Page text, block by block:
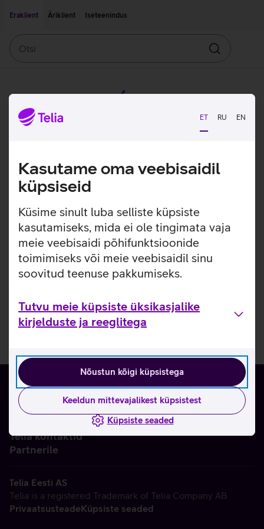
ET RU EN
Kasutame oma veebisaidil
küpsiseid
Küsime sinult luba selliste küpsiste
kasutamiseks, mida ei ole tingimata vaja
meie veebisaidi põhifunktsioonide
toimimiseks või meie veebisaidil sinu
soovitud teenuse pakkumiseks.
Tutvu meie küpsiste üksikasjalike
kirjelduste ja reeglitega
Nõustun kõigi küpsistega
Keeldun mittevajalikest küpsistest
Küpsiste seaded
Eraklient
Äriklient Iseteenindus
Otsin
Telia kontaktid
Partnerile
Telia Eesti AS
Telia is a registered Trademark of Telia Company AB
PrivaatsusteadeKüpsiste seaded